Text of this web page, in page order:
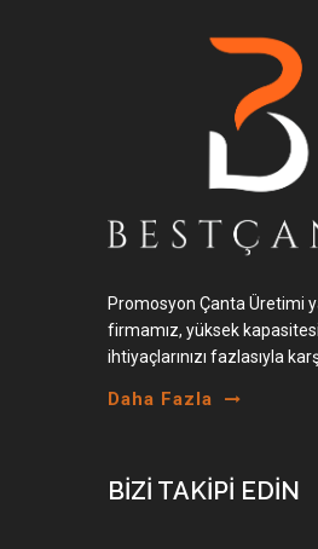
Promosyon Çanta Üretimi
firmamız, yüksek
ihtiyaçlarınızı fazlasıyla
Daha Fazla
BİZİ TAKİPİ EDİN